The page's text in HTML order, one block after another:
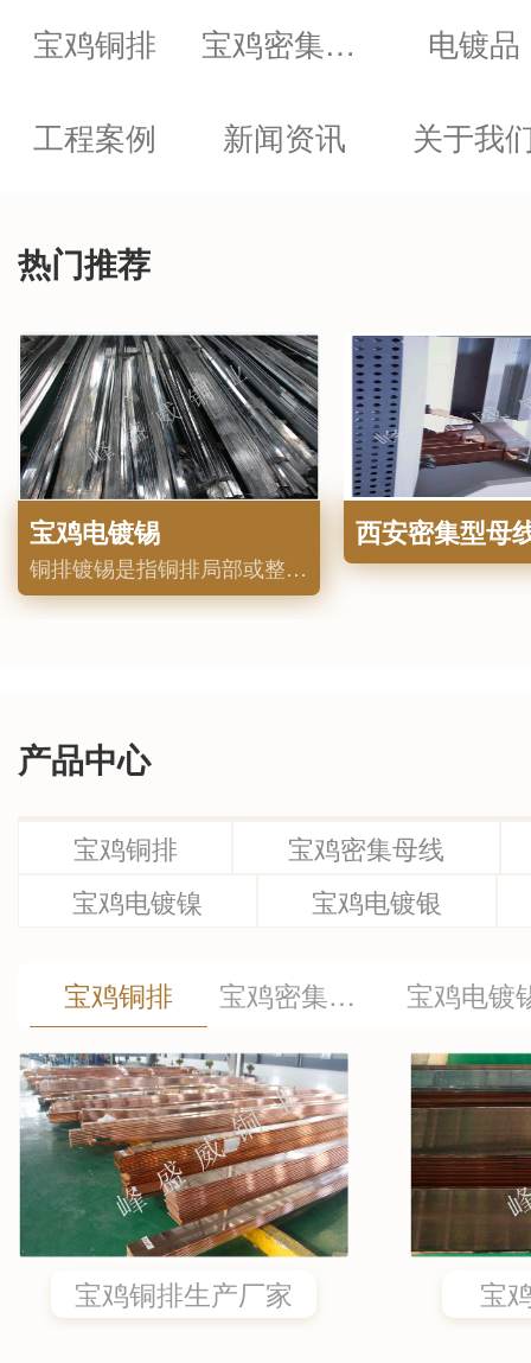
宝鸡铜排 宝鸡密集母线 电镀品
工程案例 新闻资讯 关于我
热门推荐
宝鸡电镀锡
铜排镀锡是指铜排局部或整体镀锡,无需加温,无需电镀槽,工艺简单,易操作,操作非常方便，正、负换向开关设在前面板，上、下拨动开关，即快速实现换向。体现的.大优点是节电(效率90%)、节时(时间只需原整流...
产品中心
宝鸡铜排
宝鸡密集母线
宝鸡电镀镍
宝鸡电镀银
宝鸡铜排 宝鸡密集母线 宝鸡电镀
宝鸡铜排生产厂家 宝